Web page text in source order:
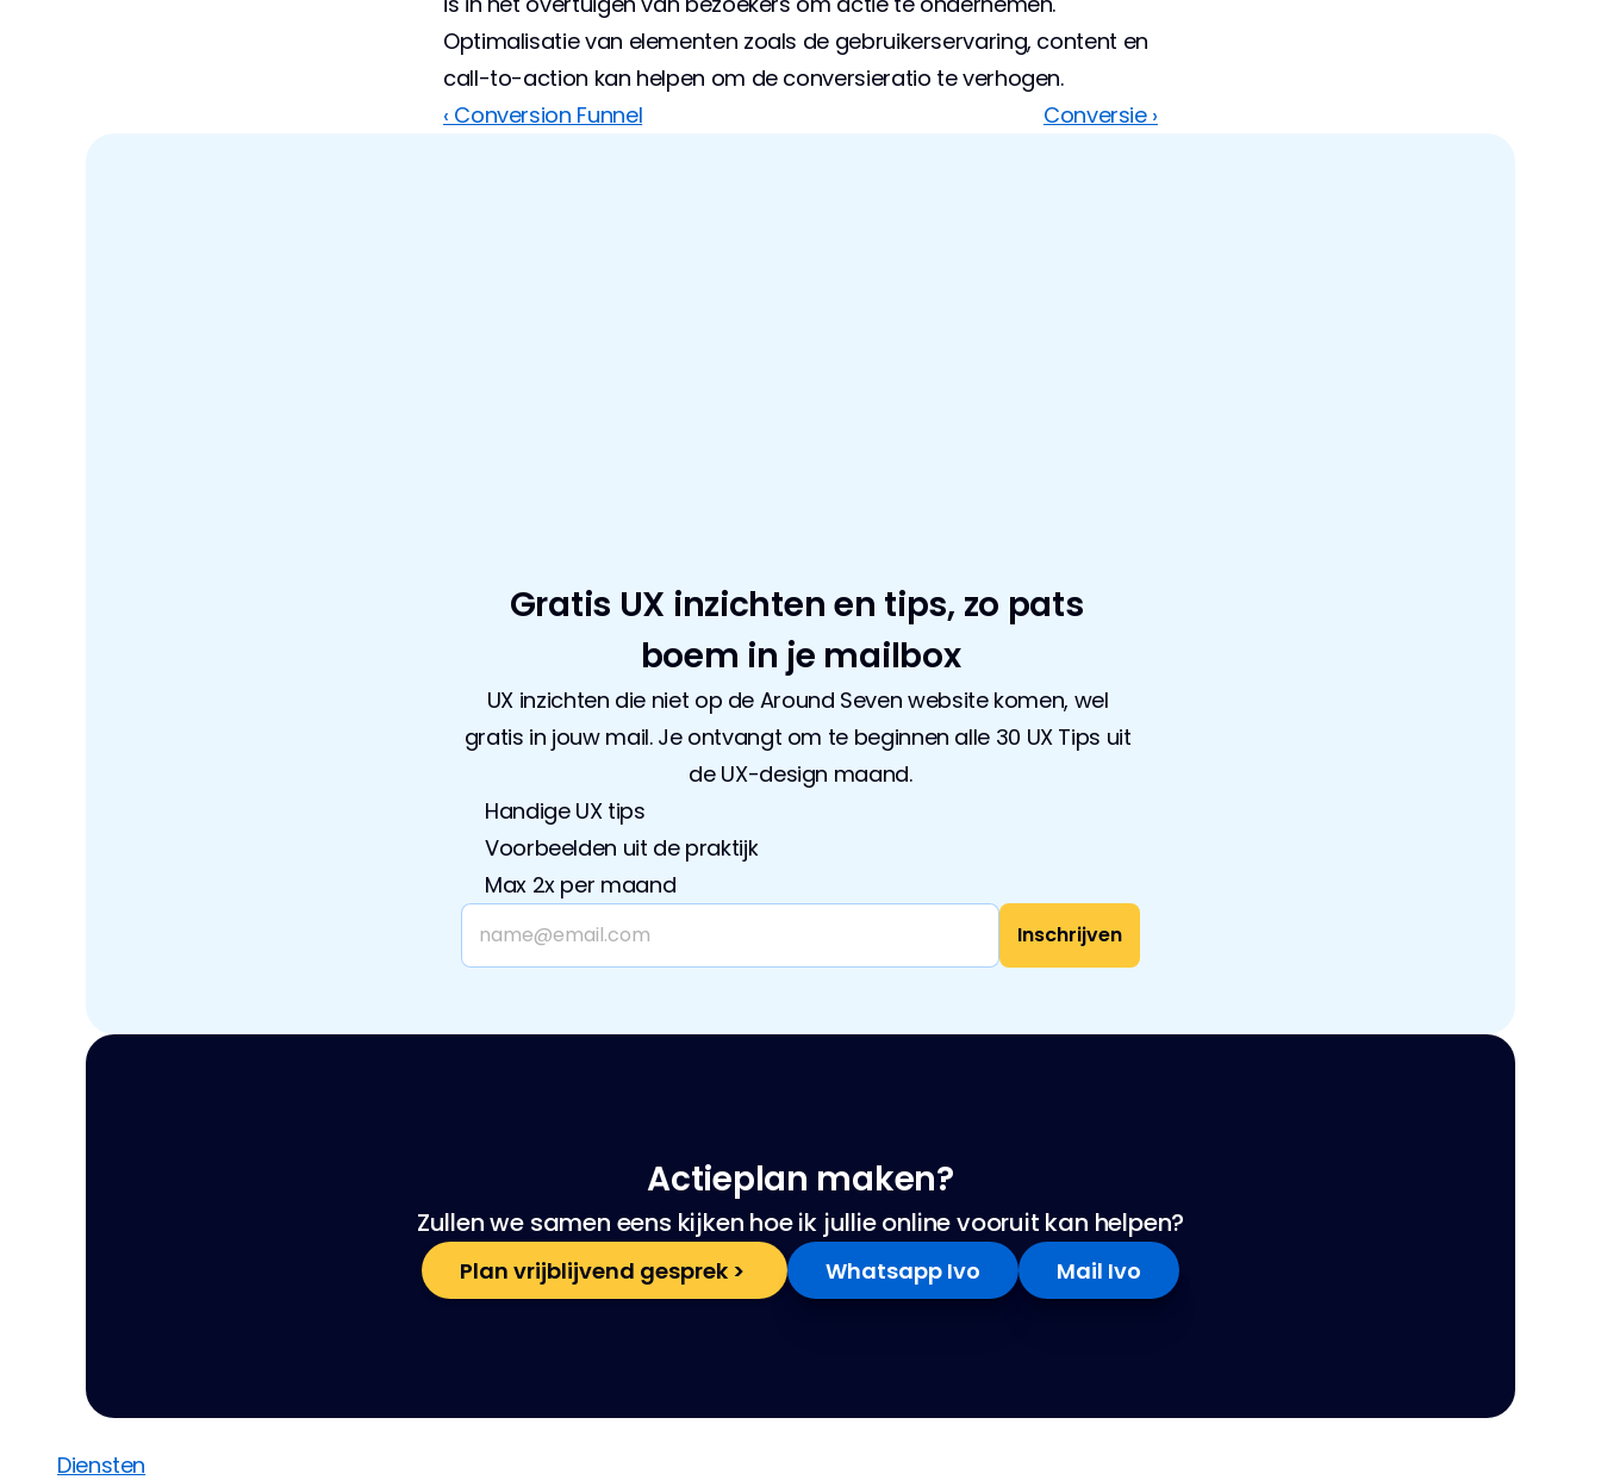
Optimalisatie van elementen zoals de gebruikerservaring, content en
call-to-action kan helpen om de conversieratio te verhogen.
‹ Conversion Funnel
Conversie ›
Gratis UX inzichten en tips, zo pats
boem in je mailbox
UX inzichten die niet op de Around Seven website komen, wel
gratis in jouw mail. Je ontvangt om te beginnen alle 30 UX Tips uit
de UX-design maand.
Handige UX tips
Voorbeelden uit de praktijk
Max 2x per maand
Actieplan maken?
Zullen we samen eens kijken hoe ik jullie online vooruit kan helpen?
Plan vrijblijvend gesprek > Whatsapp Ivo Mail Ivo
Diensten